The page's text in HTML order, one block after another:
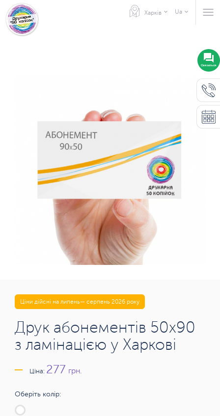
Харків Ua
Ціни дійсні на липень— серпень 2026 року
Друк абонементів 50х90
з ламінацією у Харкові
Ціна: 277 грн.
Оберіть колір:
Связаться